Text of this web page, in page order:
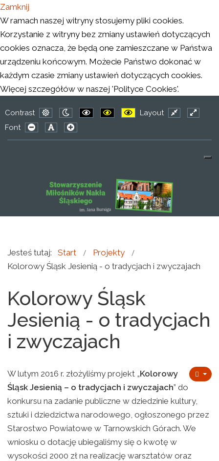
Zamknij
W ramach naszej witryny stosujemy pliki cookies.
Korzystanie z witryny bez zmiany ustawień dotyczących
cookies oznacza, że będą one zamieszczane w Państwa
urządzeniu końcowym. Możecie Państwo dokonać w
każdym czasie zmiany ustawień dotyczących cookies.
Więcej szczegółów w naszej 'Polityce Cookies'.
Contrast
Default
mode
Night
mode
Layout
Font
Jesteś tutaj: Start
Projekty
Kolorowy Śląsk Jesienią - o tradycjach i zwyczajach
Kolorowy Śląsk
Jesienią - o tradycjach
i zwyczajach
W lutym 2016 r. złożyliśmy projekt „Kolorowy
Śląsk Jesienią – o tradycjach i zwyczajach” do
konkursu na zadanie publiczne w dziedzinie kultury,
sztuki i dziedzictwa narodowego, ogłoszonego przez
Starostwo Powiatowe w Tarnowskich Górach. We
wniosku o dotację ubiegaliśmy się o kwotę w
wysokości 2000 zł na realizację warsztatów oraz